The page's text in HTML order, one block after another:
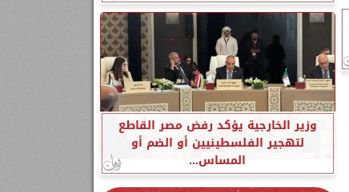
وزير الخارجية يؤكد رفض مصر القاطع
لتهجير الفلسطينيين أو الضم أو
المساس...